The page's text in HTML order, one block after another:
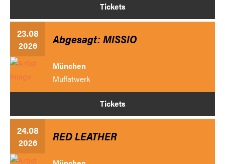
Tickets
23.08
2026 Abgesagt: MISSIO
München
Muffatwerk
Tickets
24.08
2026 RED LEATHER